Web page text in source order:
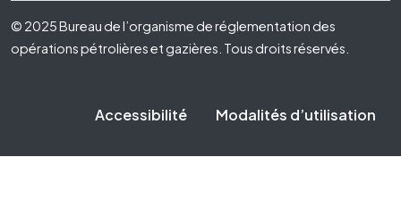
Footer Fifth
© 2025 Bureau de l’organisme de réglementation des
opérations pétrolières et gazières. Tous droits réservés.
Accessibilité Modalités d’utilisation